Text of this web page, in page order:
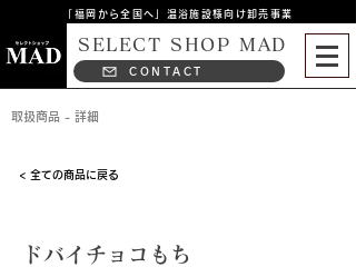
「福岡から全国へ」温浴施設様向け卸売事業
SELECT SHOP MAD
CONTACT
取扱商品 - 詳細
< 全ての商品に戻る
ドバイチョコもち